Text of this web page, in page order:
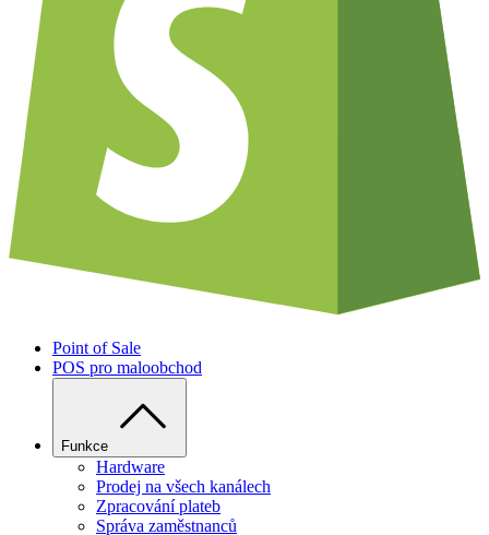
Point of Sale
POS pro maloobchod
Funkce
Hardware
Prodej na všech kanálech
Zpracování plateb
Správa zaměstnanců